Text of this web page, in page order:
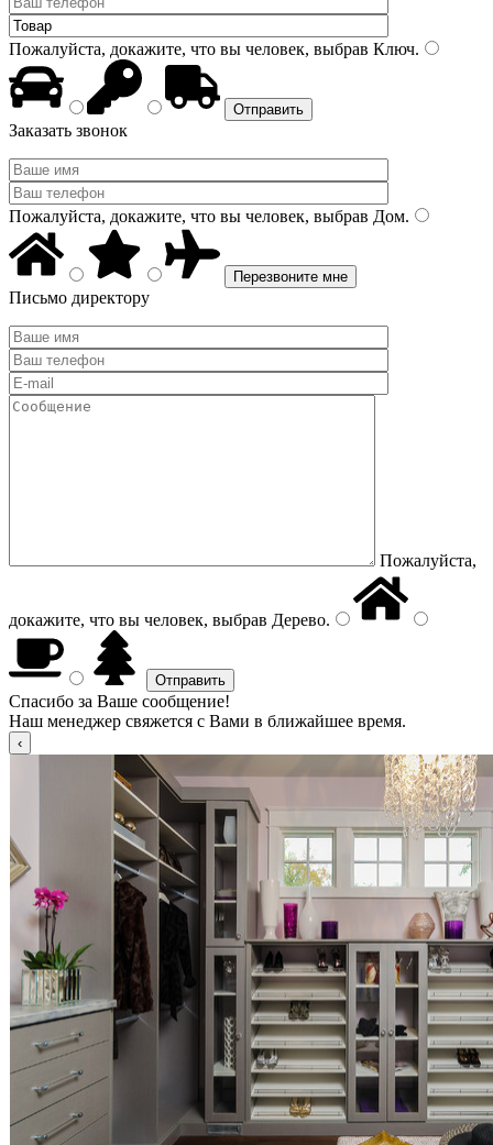
Пожалуйста, докажите, что вы человек, выбрав Ключ.
Заказать звонок
Пожалуйста, докажите, что вы человек, выбрав Дом.
Письмо директору
Пожалуйста,
докажите, что вы человек, выбрав Дерево.
Спасибо за Ваше сообщение!
Наш менеджер свяжется с Вами в ближайшее время.